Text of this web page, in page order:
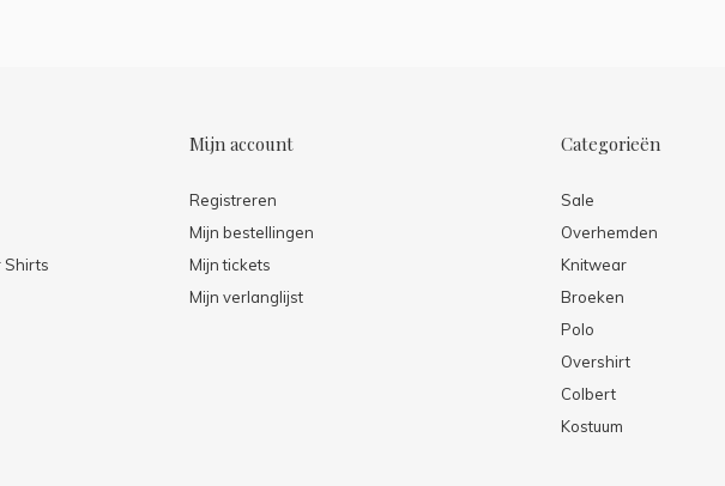
Shirts
Mijn account
Registreren
Mijn bestellingen
Mijn tickets
Mijn verlanglijst
Categorieën
Sale
Overhemden
Knitwear
Broeken
Polo
Overshirt
Colbert
Kostuum